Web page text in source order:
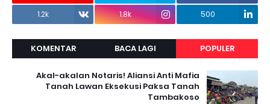
500
1.8k
1.2k
POPULER
BACA LAGI
KOMENTAR
Akal-akalan Notaris! Aliansi Anti Mafia
Tanah Lawan Eksekusi Paksa Tanah
Tambakoso